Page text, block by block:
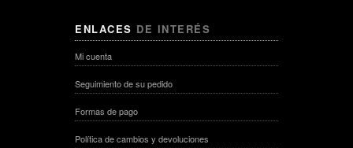
ENLACES DE INTERÉS
Mi cuenta
Seguimiento de su pedido
Formas de pago
Política de cambios y devoluciones